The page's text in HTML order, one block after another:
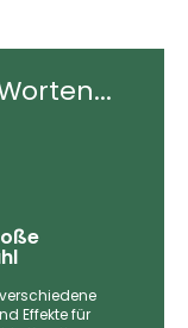
Effekte für